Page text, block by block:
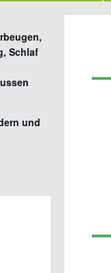
Schlaf
und